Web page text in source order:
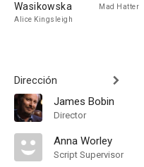
Wasikowska
Alice Kingsleigh
Mad Hatter
Dirección
James Bobin
Director
Anna Worley
Script Supervisor